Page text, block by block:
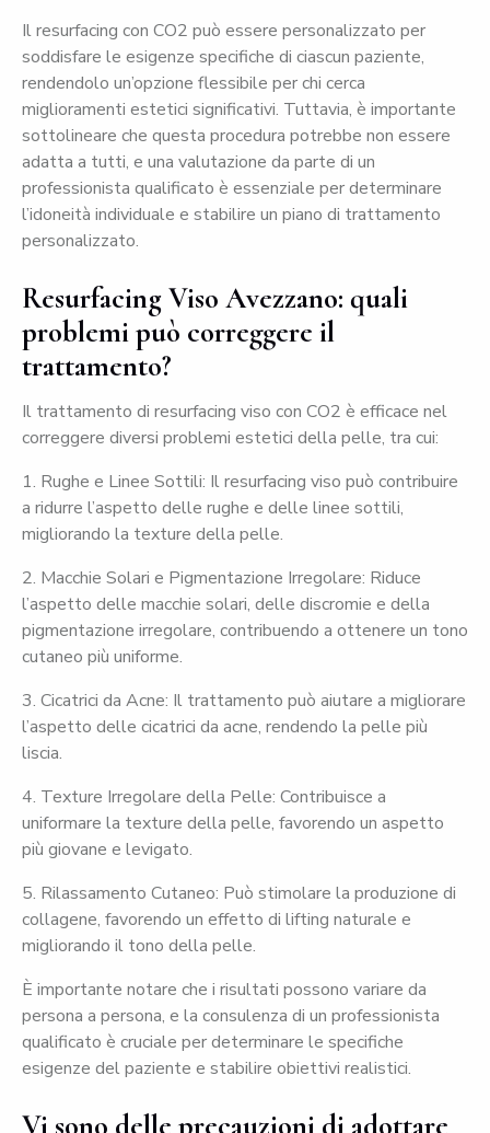
Il resurfacing con CO2 può essere personalizzato per
soddisfare le esigenze specifiche di ciascun paziente,
rendendolo un’opzione flessibile per chi cerca
miglioramenti estetici significativi. Tuttavia, è importante
sottolineare che questa procedura potrebbe non essere
adatta a tutti, e una valutazione da parte di un
professionista qualificato è essenziale per determinare
l’idoneità individuale e stabilire un piano di trattamento
personalizzato.
Resurfacing Viso Avezzano: quali
problemi può correggere il
trattamento?
Il trattamento di resurfacing viso con CO2 è efficace nel
correggere diversi problemi estetici della pelle, tra cui:
1. Rughe e Linee Sottili: Il resurfacing viso può contribuire
a ridurre l’aspetto delle rughe e delle linee sottili,
migliorando la texture della pelle.
2. Macchie Solari e Pigmentazione Irregolare: Riduce
l’aspetto delle macchie solari, delle discromie e della
pigmentazione irregolare, contribuendo a ottenere un tono
cutaneo più uniforme.
3. Cicatrici da Acne: Il trattamento può aiutare a migliorare
l’aspetto delle cicatrici da acne, rendendo la pelle più
liscia.
4. Texture Irregolare della Pelle: Contribuisce a
uniformare la texture della pelle, favorendo un aspetto
più giovane e levigato.
5. Rilassamento Cutaneo: Può stimolare la produzione di
collagene, favorendo un effetto di lifting naturale e
migliorando il tono della pelle.
È importante notare che i risultati possono variare da
persona a persona, e la consulenza di un professionista
qualificato è cruciale per determinare le specifiche
esigenze del paziente e stabilire obiettivi realistici.
Vi sono delle precauzioni di adottare